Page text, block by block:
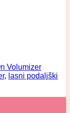
Volumizer
, lasni podaljški